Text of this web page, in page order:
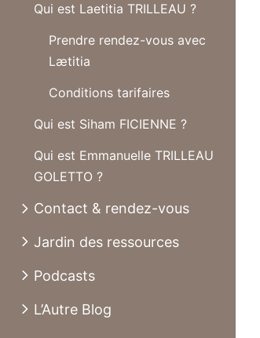
Qui est Laetitia TRILLEAU ?
Prendre rendez-vous avec
Lætitia
Conditions tarifaires
Qui est Siham FICIENNE ?
Qui est Emmanuelle TRILLEAU
GOLETTO ?
Contact & rendez-vous
Jardin des ressources
Podcasts
L’Autre Blog